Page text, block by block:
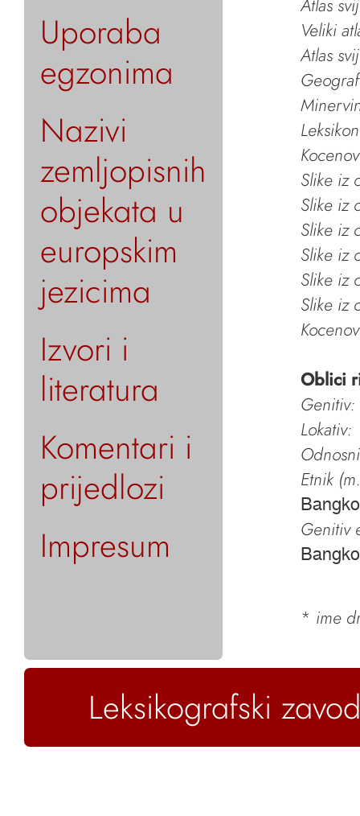
Uporaba
egzonima
Nazivi
zemljopisnih
objekata u
europskim
jezicima
Izvori i
literatura
Komentari i
prijedlozi
Impresum
Atlas
Veliki
Atlas
Slike iz
Slike iz
Slike iz
Slike iz
Slike iz
Slike iz
Oblici
Genitiv:
Lokativ:
Etnik
Genitiv
* ime
Leksikografski